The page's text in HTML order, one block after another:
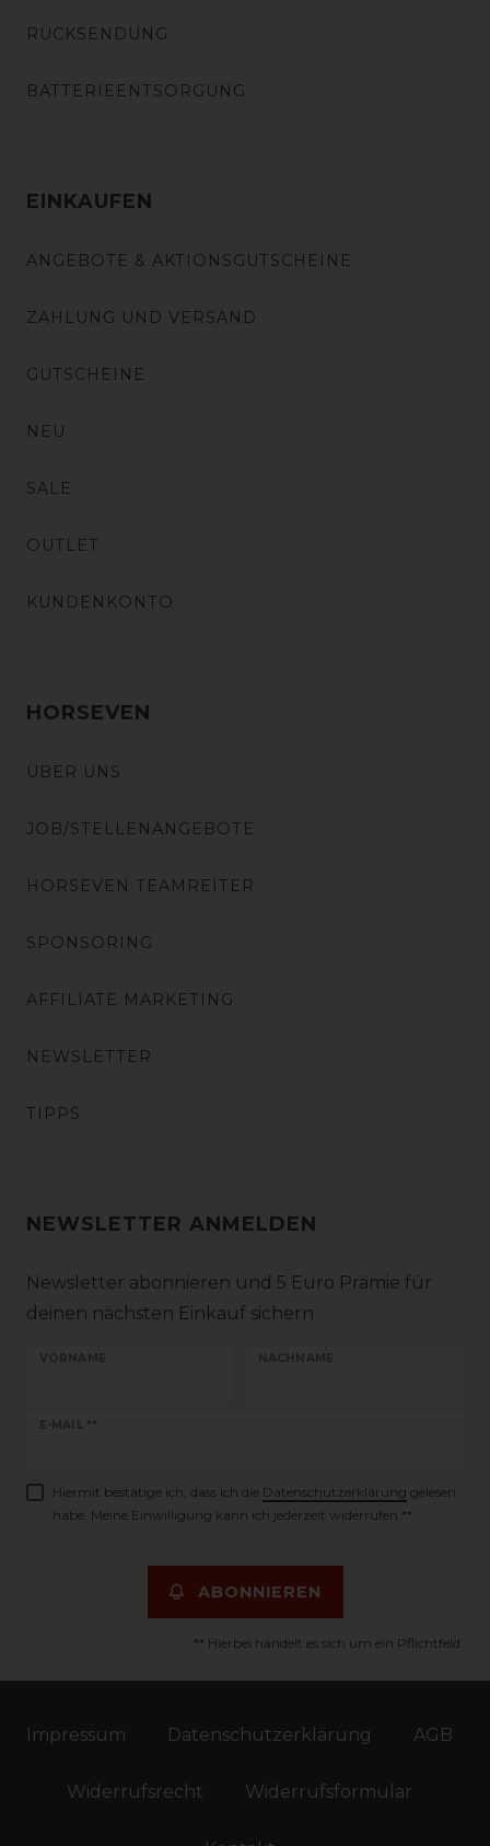
RÜCKSENDUNG
BATTERIEENTSORGUNG
EINKAUFEN
ANGEBOTE & AKTIONSGUTSCHEINE
ZAHLUNG UND VERSAND
GUTSCHEINE
NEU
SALE
OUTLET
KUNDENKONTO
HORSEVEN
ÜBER UNS
JOB/STELLENANGEBOTE
HORSEVEN TEAMREITER
SPONSORING
AFFILIATE MARKETING
NEWSLETTER
TIPPS
NEWSLETTER ANMELDEN
Newsletter abonnieren und 5 Euro Prämie für
deinen nächsten Einkauf sichern
VORNAME NACHNAME
E-MAIL **
Newsletter
Hiermit bestätige ich, dass ich die Daten­schutz­erklärung gelesen
habe. Meine Einwilligung kann ich jederzeit widerrufen.**
ABONNIEREN
** Hierbei handelt es sich um ein Pflichtfeld.
Impressum Daten­schutz­erklärung AGB
Widerrufs­recht Widerrufs­formular